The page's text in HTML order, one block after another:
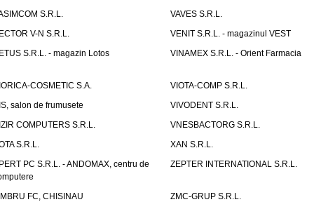
S.R.L.
VAVES S.R.L.
V-N S.R.L.
VENIT S.R.L. - magazinul VEST
S.R.L. - magazin Lotos
VINAMEX S.R.L. - Orient Farmacia
COSMETIC S.A.
VIOTA-COMP S.R.L.
salon de frumusete
VIVODENT S.R.L.
COMPUTERS S.R.L.
VNESBACTORG S.R.L.
S.R.L.
XAN S.R.L.
PC S.R.L. - ANDOMAX, centru de
ZEPTER INTERNATIONAL S.R.L.
FC, CHISINAU
ZMC-GRUP S.R.L.